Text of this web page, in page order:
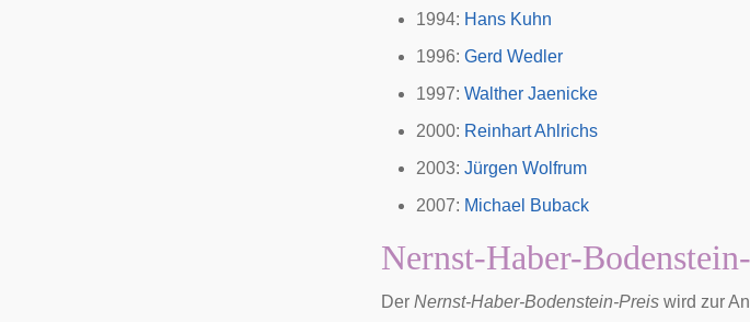
1994: Hans Kuhn
1996: Gerd Wedler
1997: Walther Jaenicke
2000: Reinhart Ahlrichs
2003: Jürgen Wolfrum
2007: Michael Buback
Nernst-Haber-
Der Nernst-Haber-Bodenstein-Preis wird zur